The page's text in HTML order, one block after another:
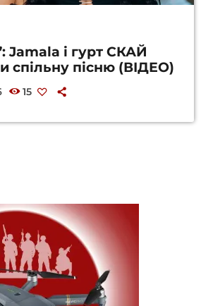
Jamala і гурт СКАЙ
спільну пісню (ВІДЕО)
15